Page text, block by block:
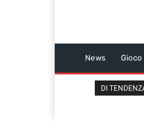
News Gioco
DI